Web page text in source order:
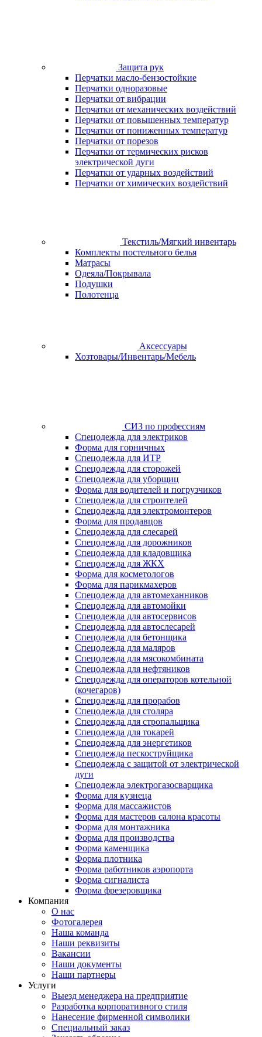
Защита рук
Перчатки масло-бензостойкие
Перчатки одноразовые
Перчатки от вибрации
Перчатки от механических воздействий
Перчатки от повышенных температур
Перчатки от пониженных температур
Перчатки от порезов
Перчатки от термических рисков
электрической дуги
Перчатки от ударных воздействий
Перчатки от химических воздействий
Текстиль/Мягкий инвентарь
Комплекты постельного белья
Матрасы
Одеяла/Покрывала
Подушки
Полотенца
Аксессуары
Хозтовары/Инвентарь/Мебель
СИЗ по профессиям
Спецодежда для электриков
Форма для горничных
Спецодежда для ИТР
Спецодежда для сторожей
Спецодежда для уборщиц
Форма для водителей и погрузчиков
Спецодежда для строителей
Спецодежда для электромонтеров
Форма для продавцов
Спецодежда для слесарей
Спецодежда для дорожников
Спецодежда для кладовщика
Спецодежда для ЖКХ
Форма для косметологов
Форма для парикмахеров
Спецодежда для автомеханников
Спецодежда для автомойки
Спецодежда для автосервисов
Спецодежда для автослесарей
Спецодежда для бетонщика
Спецодежда для маляров
Спецодежда для мясокомбината
Спецодежда для нефтяников
Спецодежда для операторов котельной
(кочегаров)
Спецодежда для прорабов
Спецодежда для столяра
Спецодежда для стропальщика
Спецодежда для токарей
Спецодежда для энергетиков
Спецодежда пескоструйщика
Спецодежда с защитой от электрической
дуги
Спецодежда электрогазосварщика
Форма для кузнеца
Форма для массажистов
Форма для мастеров салона красоты
Форма для монтажника
Форма для производства
Форма каменщика
Форма плотника
Форма работников аэропорта
Форма сигналиста
Форма фрезеровщика
Компания
О нас
Фотогалерея
Наша команда
Наши реквизиты
Вакансии
Наши документы
Наши партнеры
Услуги
Выезд менеджера на предприятие
Разработка корпоративного стиля
Нанесение фирменной символики
Специальный заказ